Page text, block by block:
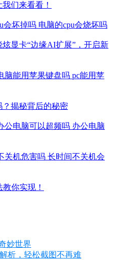
们来看看！
会坏掉吗 电脑的cpu会烧坏吗
显卡“边缘AI扩展”，开启新
脑能用苹果键盘吗 pc能用苹
揭秘背后的秘密
公电脑可以超频吗 办公电脑
关机危害吗 长时间不关机会
你实现！
妙世界
析，轻松截图不再难